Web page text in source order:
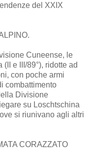
del XXIX
Cuneense, le
e III/89°), ridotte ad
con poche armi
combattimento
Divisione
su Loschtschina
si riunivano agli altri
CORAZZATO